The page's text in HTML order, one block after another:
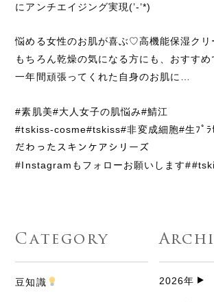
にアンチエイジング実現(’-’*)
悩める女性のお肌が喜ぶ♡高機能保湿クリ
もちろん乾燥の気になる方にも、おすす
一年間頑張ってくれた自身のお肌に…
#素肌美#大人女子の肌悩み#鯖江
#tskiss-cosme#tskiss#非変成細胞#生ﾌﾟﾗ
だわったスキンケアシリーズ
#Instagramもフォローお願いします
Category
豆知識 2026年